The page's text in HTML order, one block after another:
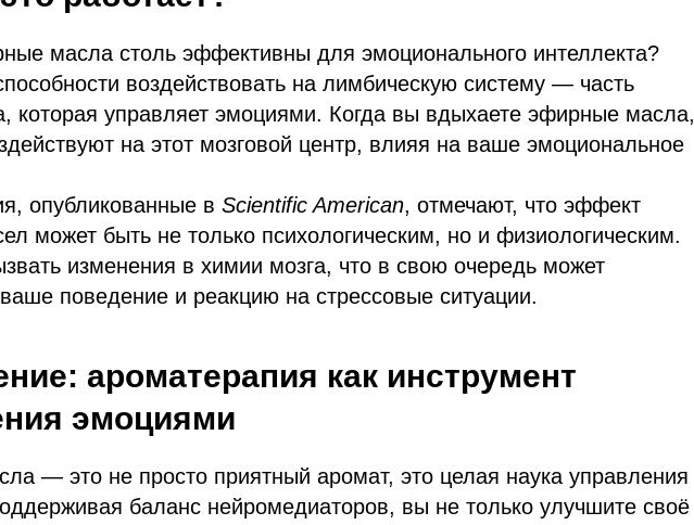
масла столь эффективны для эмоционального интеллекта?
воздействовать на лимбическую систему — часть
которая управляет эмоциями. Когда вы вдыхаете эфирные масла,
на этот мозговой центр, влияя на ваше эмоциональное
опубликованные в Scientific American, отмечают, что эффект
может быть не только психологическим, но и физиологическим.
изменения в химии мозга, что в свою очередь может
поведение и реакцию на стрессовые ситуации.
ароматерапия как инструмент
эмоциями
— это не просто приятный аромат, это целая наука управления
баланс нейромедиаторов, вы не только улучшите своё